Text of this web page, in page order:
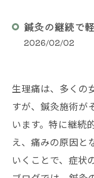
鍼灸の継続で
2026/02/02
生理痛は、多くの
すが、鍼灸施術が
います。特に継続
え、痛みの原因と
いくことで、症状